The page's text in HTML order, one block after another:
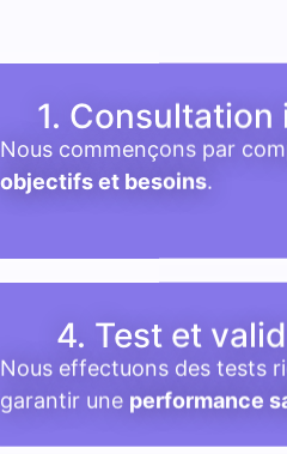
1. Consultation
Nous commençons par
objectifs et besoins
4. Test et
Nous effectuons des tests
garantir une performance